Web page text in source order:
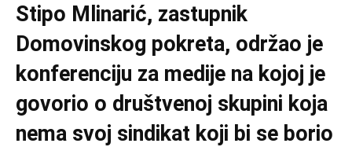
Stipo Mlinarić, zastupnik
Domovinskog pokreta, održao je
konferenciju za medije na kojoj je
govorio o društvenoj skupini koja
nema svoj sindikat koji bi se borio